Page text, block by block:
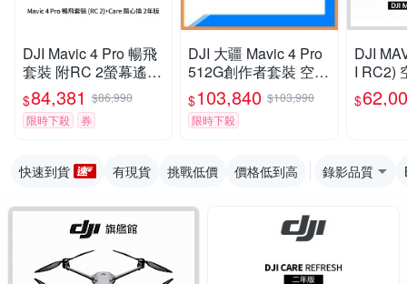
DJI Mavic 4 Pro 暢飛
套裝 附RC 2螢幕遙控
器+Care 隨心換 2年
版 (聯強公司貨)
$84,381 $86,990
限時下殺
券
DJI 大疆 Mavic 4 Pro
512G創作者套裝 空拍
機(MAVIC4 PRO，公
司貨)RC PRO 2搖控
器
$103,840 $103,990
限時下殺
DJI
I RC2)
像素
$
快速到貨 有現貨 挑戰低價 價格低到高 錄影品質